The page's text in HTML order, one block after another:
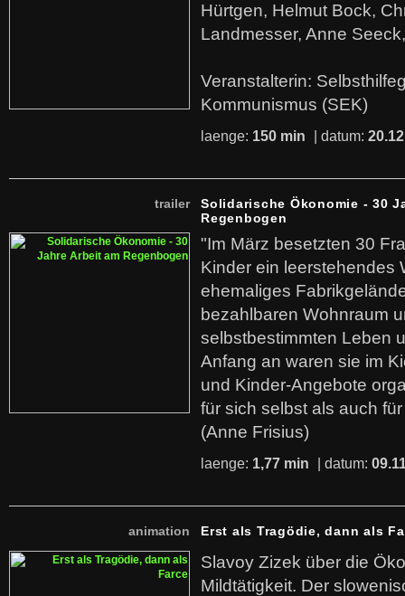
Hürtgen, Helmut Bock,
Landmesser, Anne
Veranstalterin:
Kommunismus (SEK)
laenge: 150 min | datum:
trailer
Solidarische Ökonomie - 30
Regenbogen
"Im März besetzten 30
Kinder ein leerstehendes
ehemaliges
bezahlbaren Wohnraum
selbstbestimmten Leben
Anfang an waren sie im
und Kinder-Angebote
für sich selbst als auch
(Anne Frisius)
laenge: 1,77 min | datum:
animation Erst als Tragödie, dann als
Slavoy Zizek über die
Mildtätigkeit. Der